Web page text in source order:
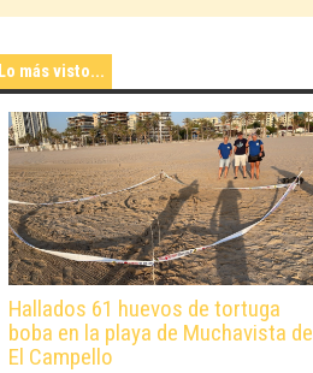
Lo más visto...
Hallados 61 huevos de tortuga
boba en la playa de Muchavista de
El Campello